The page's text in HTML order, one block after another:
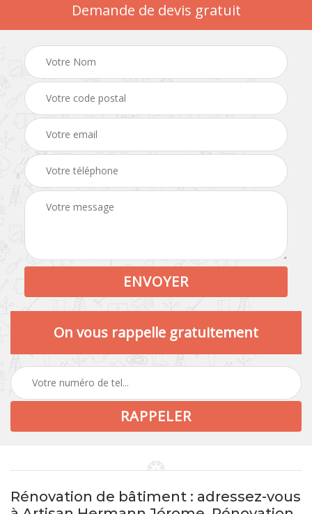
Demande de devis gratuit
On vous rappelle gratuitement
Rénovation de bâtiment : adressez-vous